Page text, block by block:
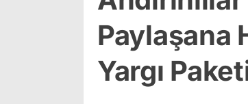
Paylaşana
Yargı